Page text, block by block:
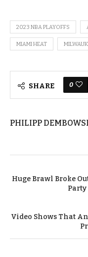
2023 NBA PLAYOFFS
MIAMI HEAT
SHARE 0
PHILIPP
Huge Brawl Broke
Party
Video Shows That